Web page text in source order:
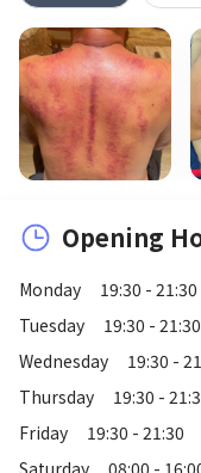
Opening
Monday
19:30 - 21:30
Tuesday
19:30 - 21:30
Wednesday
19:30 -
Thursday
19:30 -
Friday
19:30 - 21:30
Saturday
08:00 -